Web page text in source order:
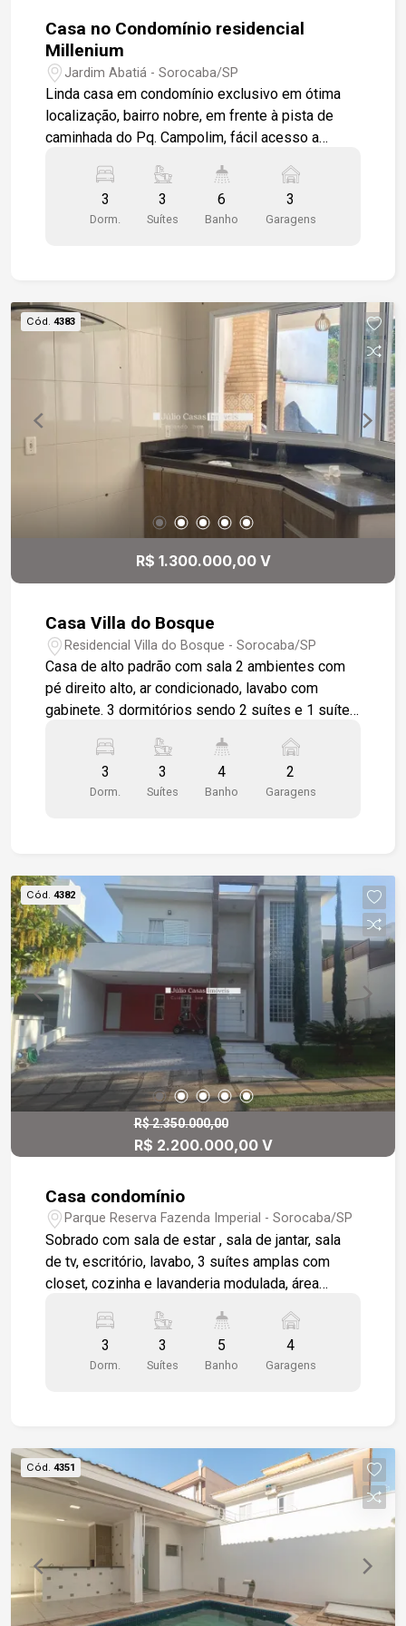
Casa no Condomínio residencial
Millenium
Jardim Abatiá - Sorocaba/SP
Linda casa em condomínio exclusivo em ótima
localização, bairro nobre, em frente à pista de
caminhada do Pq. Campolim, fácil acesso a
Tavares. No piso inferior, garagem coberta para
três carros e depósito. Piso intermediário com
hall de entrada, ampla sala para 3 ambientes, sala
externa, amplo espaço gourmet com
churrasqueira e forno de pizza. Piscina e
banheiro de apoio com chuveiro. Piso superior
com três suítes, todas com ar condicionado e
duas delas com varanda. Suíte master com closet
e hidromassagem. Sala de TV que pode ser
transformada em uma quarta suíte. Toda a casa
em porcelanato e escadas em granito Santa
3
Dorm.
3
Suítes
6
Banho
3
Garagens
Cód. 4383
R$ 1.300.000,00 V
Casa Villa do Bosque
Residencial Villa do Bosque - Sorocaba/SP
Casa de alto padrão com sala 2 ambientes com
pé direito alto, ar condicionado, lavabo com
gabinete. 3 dormitórios sendo 2 suítes e 1 suíte
laminado, portas deslizantes com pintura
eletrostática com acesso à área da piscina,
cozinha modulada com coifa, modulado e pia em
para 2 carros coberta, jardim na entrada.
3
Dorm.
3
Suítes
4
Banho
2
Garagens
Cód. 4382
R$ 2.350.000,00
R$ 2.200.000,00 V
Casa condomínio
Parque Reserva Fazenda Imperial - Sorocaba/SP
Sobrado com sala de estar , sala de jantar, sala
de tv, escritório, lavabo, 3 suítes amplas com
closet, cozinha e lavanderia modulada, área
piscina, porcelanato em todos os ambientes, pia
em mármore nos banheiros, 4 vagas de garagem
sendo 2 cobertas. Casa com ótimo acabamento,
3
Dorm.
3
Suítes
5
Banho
4
Garagens
Cód. 4351